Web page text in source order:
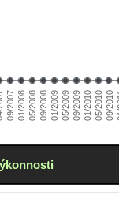
09/200701/200805/200809/200801/200905/200909/200901/201005/201009/2010